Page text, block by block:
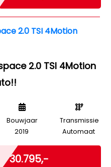
2.0 TSI 4Motion
Bouwjaar
2019
Transmissie
Automaat
€ 30.795,-